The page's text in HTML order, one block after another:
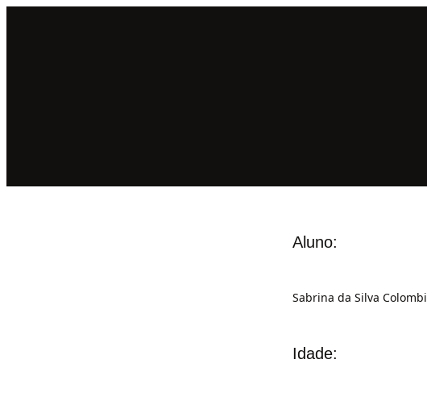
Aluno:
Sabrina da Silva Colombi
Idade: